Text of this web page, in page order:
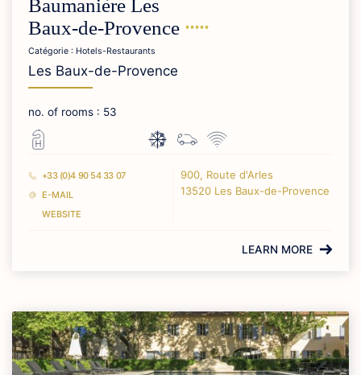
Baumanière Les
Baux-de-Provence
Catégorie : Hotels-Restaurants
Les Baux-de-Provence
no. of rooms : 53
+33 (0)4 90 54 33 07
E-MAIL
WEBSITE
900, Route d'Arles
13520 Les Baux-de-Provence
LEARN MORE